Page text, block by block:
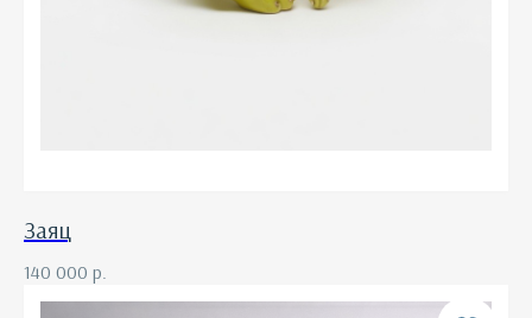
Заяц
140 000 р.